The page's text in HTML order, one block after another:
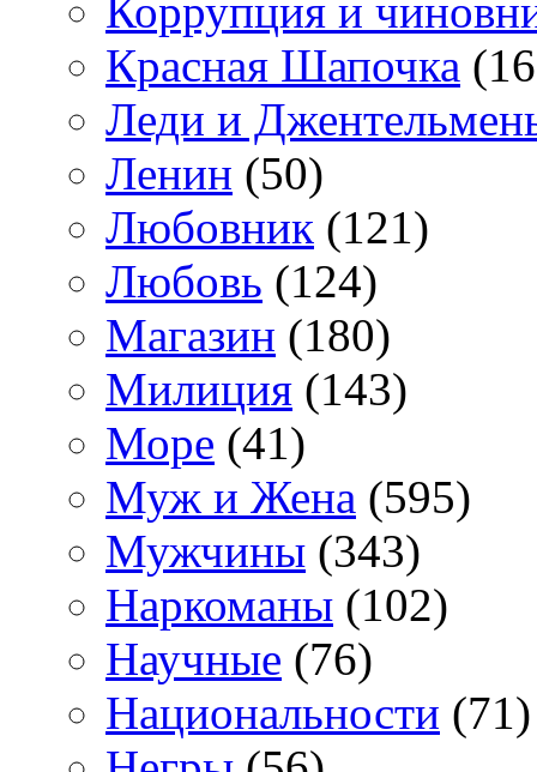
Коррупция и
Красная Шапочка
Леди и
Ленин (50)
Любовник (121)
Любовь (124)
Магазин (180)
Милиция (143)
Море (41)
Муж и Жена (595)
Мужчины (343)
Наркоманы (102)
Научные (76)
Национальности (71)